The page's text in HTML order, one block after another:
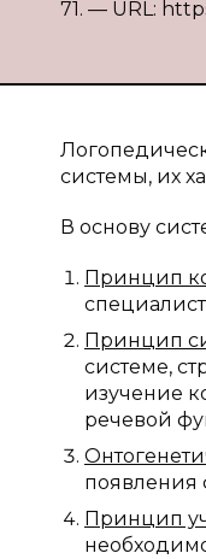
71. — URL:
системы, их
В основу
Принцип
Принцип
системе,
изучение
речевой
появления
Принцип